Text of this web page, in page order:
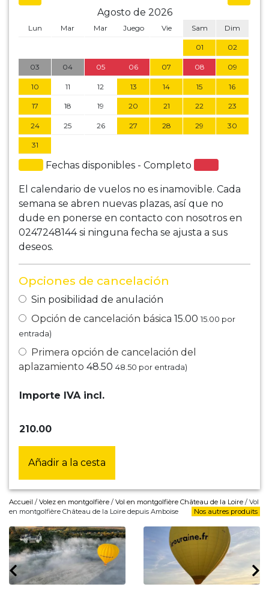
Agosto de 2026
Lun Mar Mar Juego Vie Sam Dim
01 02
03 04 05 06 07 08 09
10 11 12 13 14 15 16
17 18 19 20 21 22 23
24 25 26 27 28 29 30
31
Fechas disponibles - Completo
El calendario de vuelos no es inamovible. Cada
semana se abren nuevas plazas, así que no
dude en ponerse en contacto con nosotros en
0247248144 si ninguna fecha se ajusta a sus
deseos.
Opciones de cancelación
Sin posibilidad de anulación
Opción de cancelación básica 15.00 15.00 por
entrada)
Primera opción de cancelación del
aplazamiento 48.50 48.50 por entrada)
Importe IVA incl.
210.00
Añadir a la cesta
Accueil / Volez en montgolfière / Vol en montgolfière Château de la Loire / Vol
en montgolfière Château de la Loire depuis Amboise
Nos autres produits